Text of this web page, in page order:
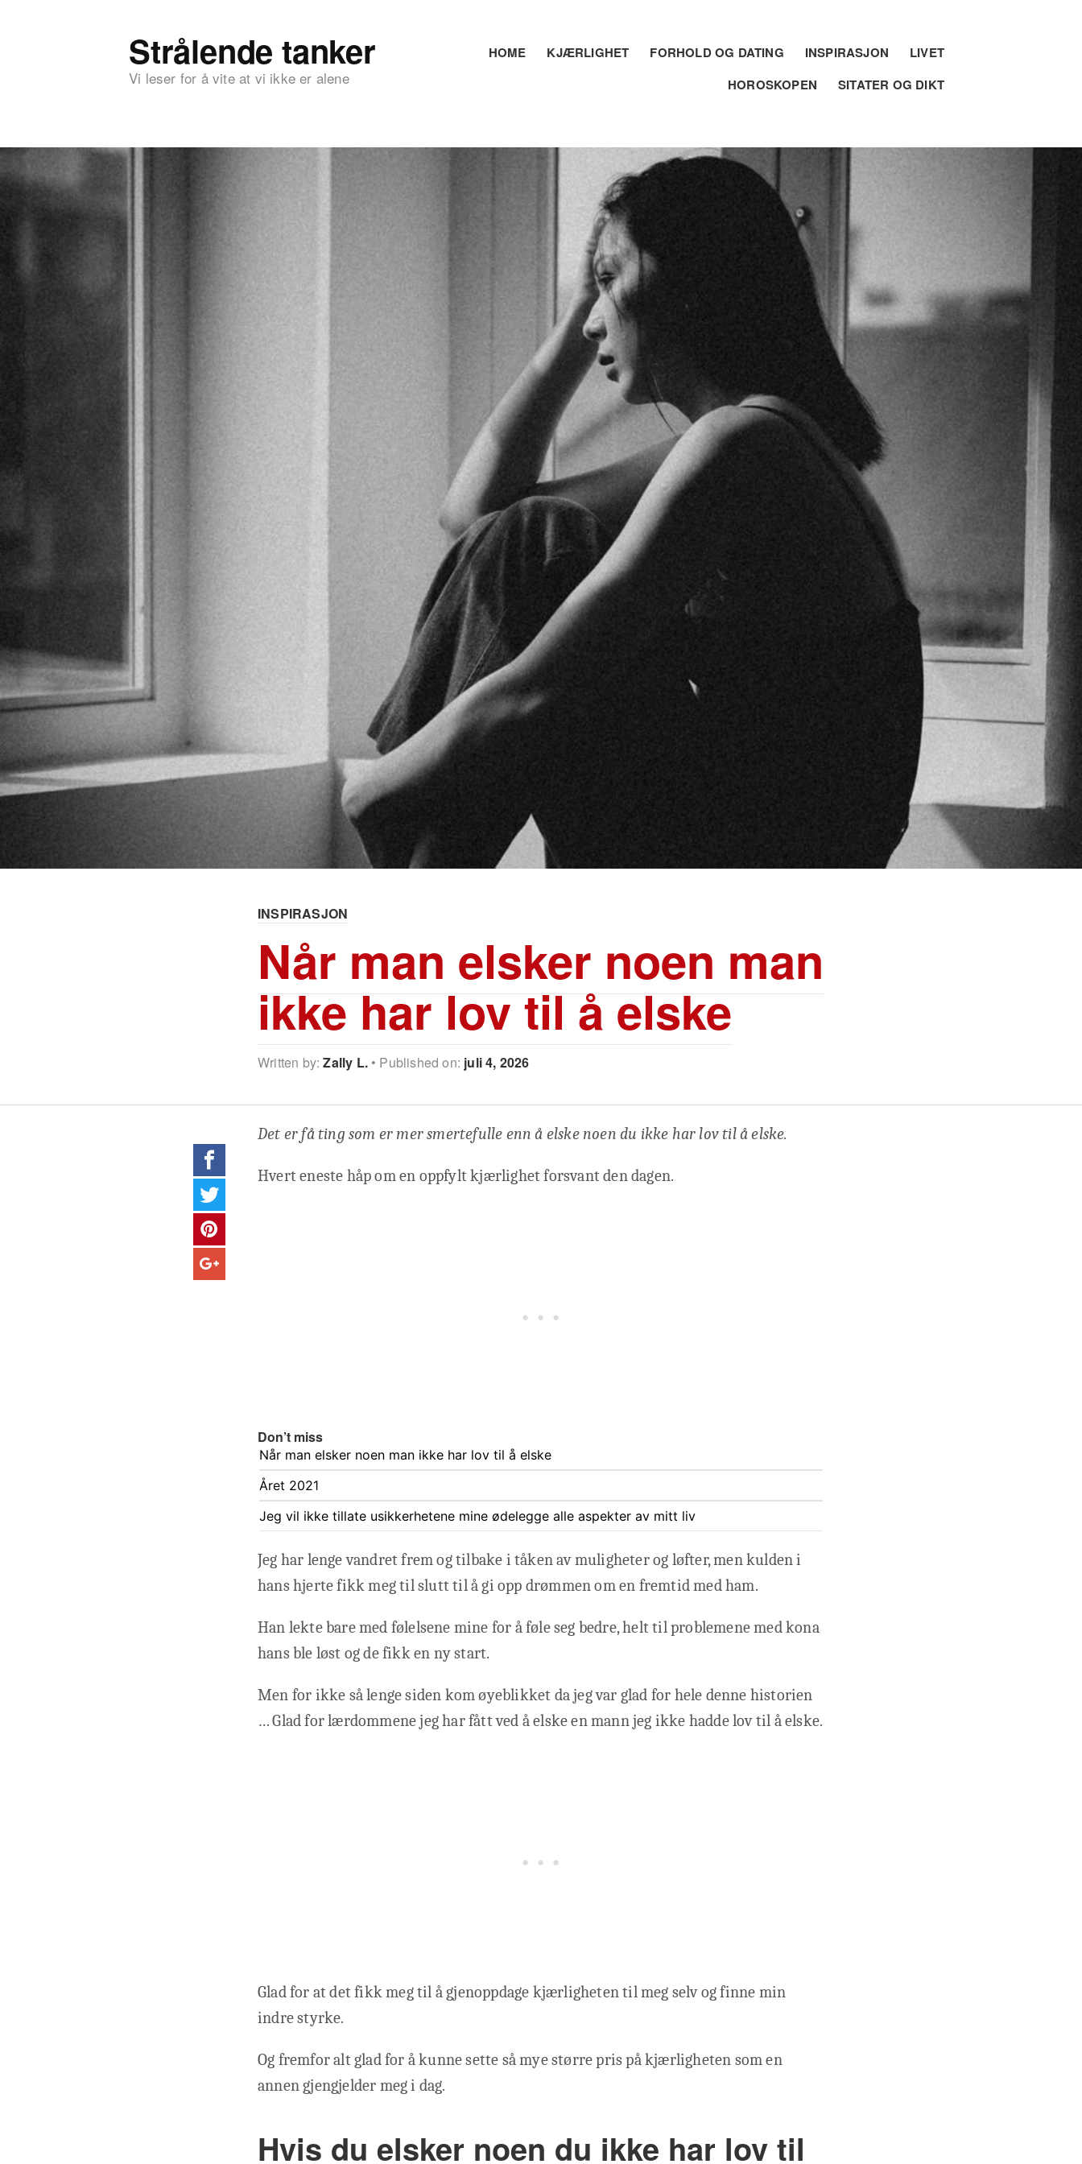
Strålende tanker
Vi leser for å vite at vi ikke er alene
HOME KJÆRLIGHET FORHOLD OG DATING INSPIRASJON
LIVET
HOROSKOPEN
SITATER OG DIKT
INSPIRASJON
Når man elsker noen man
ikke har lov til å elske
Written by:Zally L. Published on: juli 4, 2026
Det er få ting som er mer smertefulle enn å elske noen du ikke har lov til å elske.
Hvert eneste håp om en oppfylt kjærlighet forsvant den dagen.
Don’t miss
Når man elsker noen man ikke har lov til å elske
Året 2021
Jeg vil ikke tillate usikkerhetene mine ødelegge alle aspekter av mitt liv
Jeg har lenge vandret frem og tilbake i tåken av muligheter og løfter, men kulden i
hans hjerte fikk meg til slutt til å gi opp drømmen om en fremtid med ham.
Han lekte bare med følelsene mine for å føle seg bedre, helt til problemene med kona
hans ble løst og de fikk en ny start.
Men for ikke så lenge siden kom øyeblikket da jeg var glad for hele denne historien
… Glad for lærdommene jeg har fått ved å elske en mann jeg ikke hadde lov til å elske.
Glad for at det fikk meg til å gjenoppdage kjærligheten til meg selv og finne min
indre styrke.
Og fremfor alt glad for å kunne sette så mye større pris på kjærligheten som en
annen gjengjelder meg i dag.
Hvis du elsker noen du ikke har lov til